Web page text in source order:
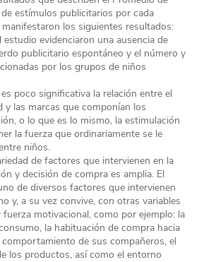
estímulos publicitarios por cada
los siguientes resultados:
estudio evidenciaron una ausencia de
publicitario espontáneo y el número y
por los grupos de niños
poco significativa la relación entre el
y las marcas que componían los
o lo que es lo mismo, la estimulación
la fuerza que ordinariamente se le
niños.
de factores que intervienen en la
y decisión de compra es amplia. El
de diversos factores que intervienen
y, a su vez convive, con otras variables
motivacional, como por ejemplo: la
la habituación de compra hacia
de sus compañeros, el
los productos, así como el entorno